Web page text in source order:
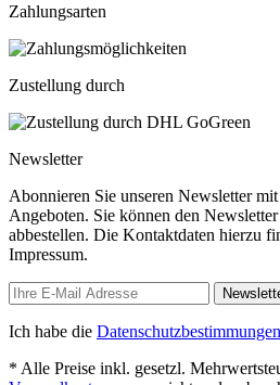
Zahlungsarten
Zustellung durch
Newsletter
Abonnieren Sie unseren Newsletter
Angeboten. Sie können den
abbestellen. Die Kontaktdaten hierzu
Impressum.
Ich habe die Datenschutzbestimmungen
* Alle Preise inkl. gesetzl.